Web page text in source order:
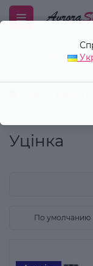
Уцінка